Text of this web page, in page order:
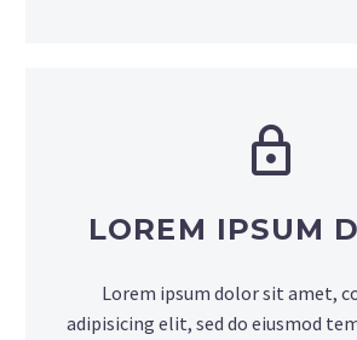
LOREM IPSUM
Lorem ipsum dolor sit amet,
adipisicing elit, sed do eiusmod